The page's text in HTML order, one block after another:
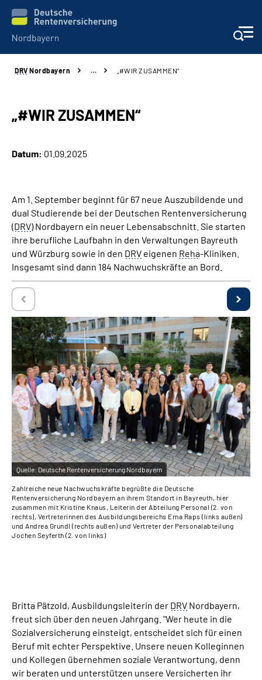
Online-Services
Services
Presse und Experten
Karriere
Über uns
Inhalte in Gebärdensprache (DGS)
Leichte Sprache
Suche
Mein Kundenportal
DRV Nordbayern … „#WIR ZUSAMMEN“
„#WIR ZUSAMMEN“
Datum: 01.09.2025
Am 1. September beginnt für 67 neue Auszubildende und
dual Studierende bei der Deutschen Rentenversicherung
(DRV) Nordbayern ein neuer Lebensabschnitt. Sie starten
ihre berufliche Laufbahn in den Verwaltungen Bayreuth
und Würzburg sowie in den DRV eigenen Reha-Kliniken.
Insgesamt sind dann 184 Nachwuchskräfte an Bord.
Quelle: Deutsche Rentenversicherung Nordbayern
Zahlreiche neue Nachwuchskräfte begrüßte die Deutsche
Rentenversicherung Nordbayern an ihrem Standort in Bayreuth, hier
zusammen mit Kristine Knaus, Leiterin der Abteilung Personal (2. von
rechts), Vertreterinnen des Ausbildungsbereichs Erna Raps (links außen)
und Andrea Grundl (rechts außen) und Vertreter der Personalabteilung
Jochen Seyferth (2. von links)
Britta Pätzold, Ausbildungsleiterin der DRV Nordbayern,
freut sich über den neuen Jahrgang. "Wer heute in die
Sozialversicherung einsteigt, entscheidet sich für einen
Beruf mit echter Perspektive. Unsere neuen Kolleginnen
und Kollegen übernehmen soziale Verantwortung, denn
wir beraten und unterstützen unsere Versicherten ihr